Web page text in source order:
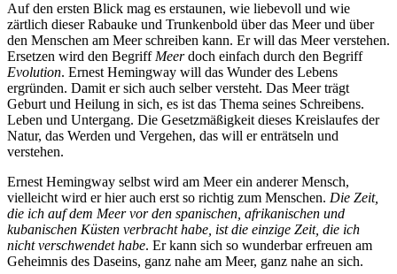
Auf den ersten Blick mag es erstaunen, wie liebevoll und wie
zärtlich dieser Rabauke und Trunkenbold über das Meer und über
den Menschen am Meer schreiben kann. Er will das Meer verstehen.
Ersetzen wird den Begriff Meerdoch einfach durch den Begriff
Evolution. Ernest Hemingway will das Wunder des Lebens
ergründen. Damit er sich auch selber versteht. Das Meer trägt
Geburt und Heilung in sich, es ist das Thema seines Schreibens.
Leben und Untergang. Die Gesetzmäßigkeit dieses Kreislaufes der
Natur, das Werden und Vergehen, das will er enträtseln und
verstehen.
Ernest Hemingway selbst wird am Meer ein anderer Mensch,
vielleicht wird er hier auch erst so richtig zum Menschen. Die Zeit,
die ich auf dem Meer vor den spanischen, afrikanischen und
kubanischen Küsten verbracht habe, ist die einzige Zeit, die ich
nicht verschwendet habe. Erkann sich so wunderbar erfreuen am
Geheimnis des Daseins, ganz nahe am Meer, ganz nahe an sich.